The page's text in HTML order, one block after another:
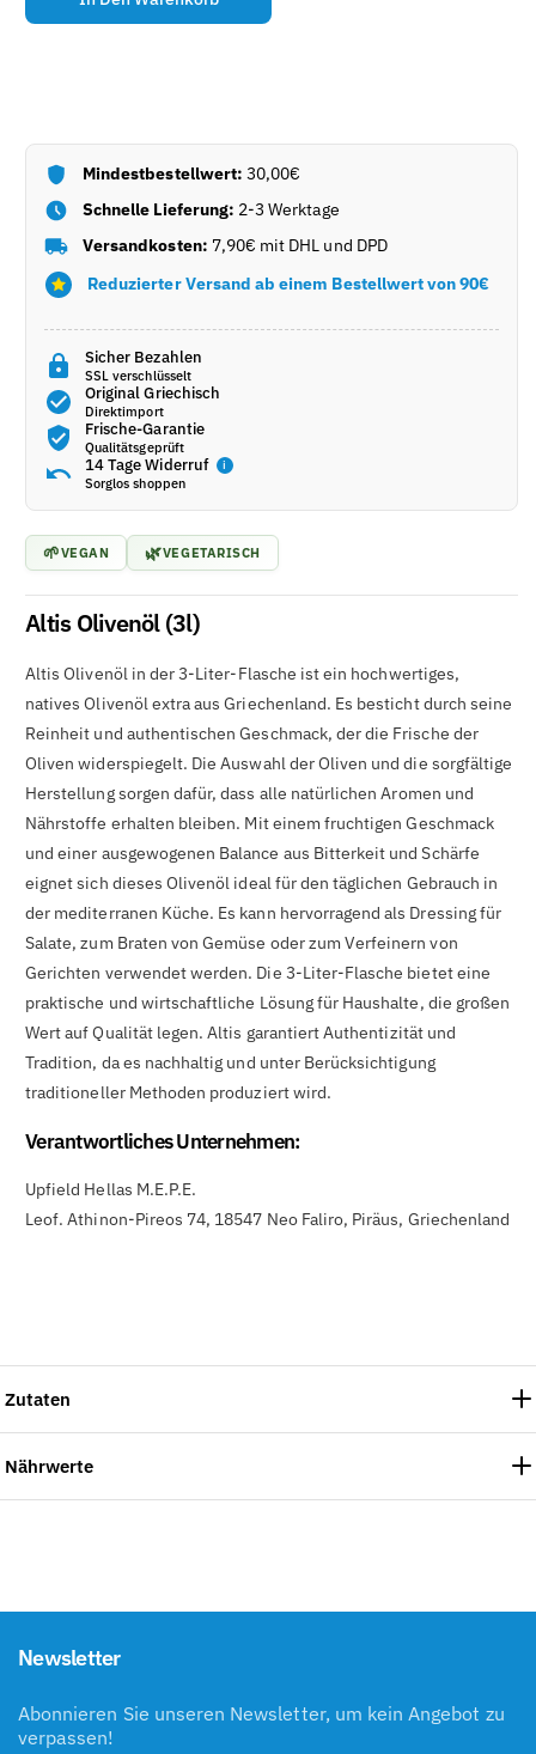
)
Olivenöl
Olivenöl
Mindestbestellwert: 30,00€
Schnelle Lieferung: 2-3 Werktage
Versandkosten: 7,90€ mit DHL und DPD
Reduzierter Versand ab einem Bestellwert von 90€
Sicher Bezahlen
SSL verschlüsselt
Original Griechisch
Direktimport
Frische-Garantie
Qualitätsgeprüft
14 Tage Widerruf i
Sorglos shoppen
🌱VEGAN 🌿VEGETARISCH
Altis Olivenöl (3l)
Altis Olivenöl in der 3-Liter-Flasche ist ein hochwertiges,
natives Olivenöl extra aus Griechenland. Es besticht durch seine
Reinheit und authentischen Geschmack, der die Frische der
Oliven widerspiegelt. Die Auswahl der Oliven und die sorgfältige
Herstellung sorgen dafür, dass alle natürlichen Aromen und
Nährstoffe erhalten bleiben. Mit einem fruchtigen Geschmack
und einer ausgewogenen Balance aus Bitterkeit und Schärfe
eignet sich dieses Olivenöl ideal für den täglichen Gebrauch in
der mediterranen Küche. Es kann hervorragend als Dressing für
Salate, zum Braten von Gemüse oder zum Verfeinern von
Gerichten verwendet werden. Die 3-Liter-Flasche bietet eine
praktische und wirtschaftliche Lösung für Haushalte, die großen
Wert auf Qualität legen. Altis garantiert Authentizität und
Tradition, da es nachhaltig und unter Berücksichtigung
traditioneller Methoden produziert wird.
Verantwortliches Unternehmen:
Upfield Hellas M.E.P.E.
Leof. Athinon-Pireos 74, 18547 Neo Faliro, Piräus, Griechenland
Zutaten
Nährwerte
Newsletter
Abonnieren Sie unseren Newsletter, um kein Angebot zu
verpassen!